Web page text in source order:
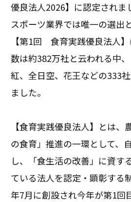
優良法人2026】に認定されま
スポーツ業界では唯一の選出
【第1回 食育実践優良法人
数は約382万社と云われる中
紅、全日空、花王などの333
ました。
【食育実践優良法人】とは、
の食育」推進の一環として、
し、「食生活の改善」に資す
ている法人を認定・顕彰する
年7月に創設され今年が第1回